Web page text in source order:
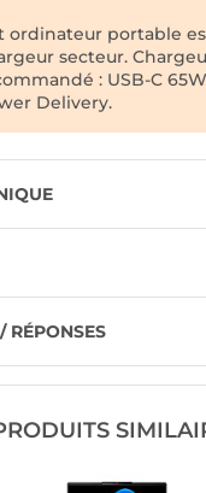
ordinateur portable
secteur.
: USB-C
Delivery.
RÉPONSES